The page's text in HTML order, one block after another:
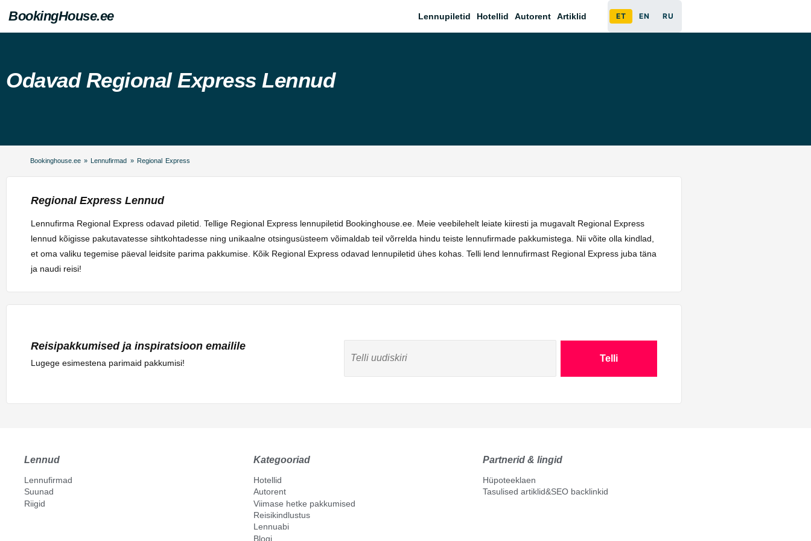
BookingHouse.ee Lennupiletid Hotellid Autorent Artiklid ET EN RU
Odavad Regional Express Lennud
Bookinghouse.ee » Lennufirmad » Regional Express
Regional Express Lennud
Lennufirma Regional Express odavad piletid. Tellige Regional Express lennupiletid Bookinghouse.ee. Meie veebilehelt leiate kiiresti ja mugavalt Regional Express
lennud kõigisse pakutavatesse sihtkohtadesse ning unikaalne otsingusüsteem võimaldab teil võrrelda hindu teiste lennufirmade pakkumistega. Nii võite olla kindlad,
et oma valiku tegemise päeval leidsite parima pakkumise. Kõik Regional Express odavad lennupiletid ühes kohas. Telli lend lennufirmast Regional Express juba täna
ja naudi reisi!
Reisipakkumised ja inspiratsioon emailile
Lugege esimestena parimaid pakkumisi! Telli
Lennud
Lennufirmad
Suunad
Riigid
Kategooriad
Hotellid
Autorent
Viimase hetke pakkumised
Reisikindlustus
Lennuabi
Blogi
Partnerid & lingid
Hüpoteeklaen
Tasulised artiklid&SEO backlinkid